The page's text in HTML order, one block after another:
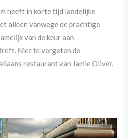
heeft in korte tijd landelijke
alleen vanwege de prachtige
van de keur aan
Niet te vergeten de
restaurant van Jamie Oliver.